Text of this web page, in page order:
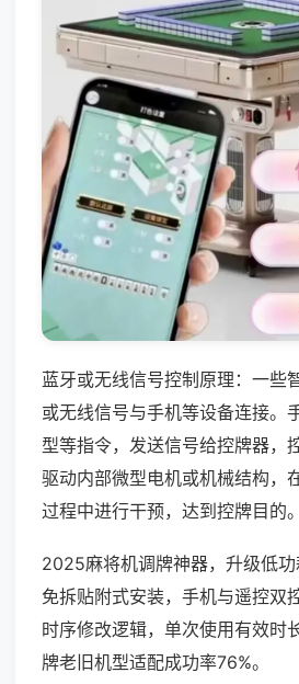
蓝牙或无线信号控制原理：一些
或无线信号与手机等设备连接。
型等指令，发送信号给控牌器，
驱动内部微型电机或机械结构，
过程中进行干预，达到控牌目的。
2025麻将机调牌神器，升级低功
免拆贴附式安装，手机与遥控双
时序修改逻辑，单次使用有效时
牌老旧机型适配成功率76%。